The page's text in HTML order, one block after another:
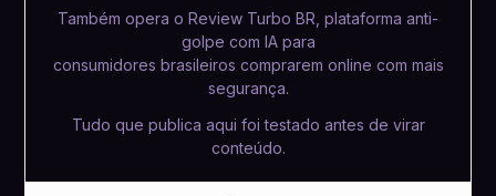
Também opera o Review Turbo BR, plataforma anti-
golpe com IA para
consumidores brasileiros comprarem online com mais
segurança.
Tudo que publica aqui foi testado antes de virar
conteúdo.